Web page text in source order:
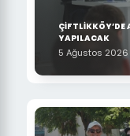
ÇİFTLİKKÖY’DE
YAPILACAK
5 Ağustos 2026